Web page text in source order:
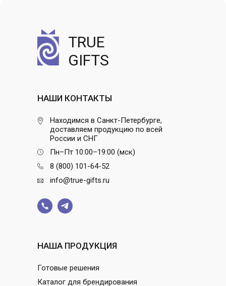
TRUE
GIFTS
НАША ПРОДУКЦИЯ
Готовые решения
Каталог для брендирования
НАШИ КОНТАКТЫ
Находимся в Санкт-Петербурге,
доставляем продукцию по всей
России и СНГ
Пн–Пт 10:00–19:00 (мск)
8 (800) 101-64-52
info@true-gifts.ru